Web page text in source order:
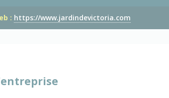
: https://www.jardindevictoria.com